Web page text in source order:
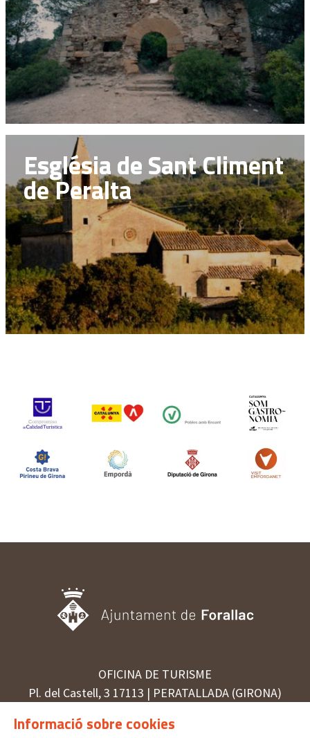
Església de Sant Climent
de Peralta
OFICINA DE TURISME
Pl. del Castell, 3 17113 | PERATALLADA (GIRONA)
Informació sobre cookies